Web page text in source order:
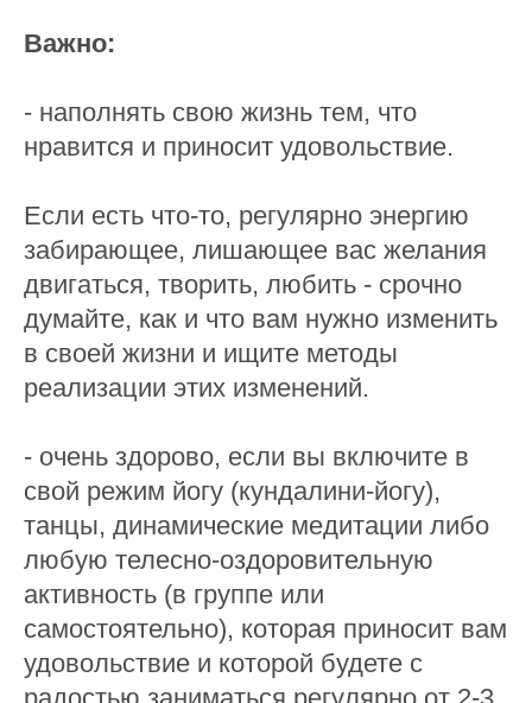
Важно:
- наполнять свою жизнь тем, что
нравится и приносит удовольствие.
Если есть что-то, регулярно энергию
забирающее, лишающее вас желания
двигаться, творить, любить - срочно
думайте, как и что вам нужно изменить
в своей жизни и ищите методы
реализации этих изменений.
- очень здорово, если вы включите в
свой режим йогу (кундалини-йогу),
танцы, динамические медитации либо
любую телесно-оздоровительную
активность (в группе или
самостоятельно), которая приносит вам
удовольствие и которой будете с